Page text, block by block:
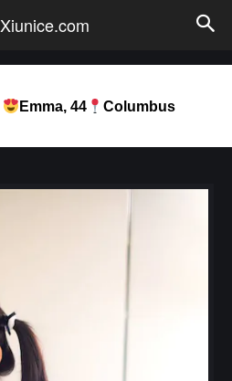
Xiunice.com
Emma, 44 Columbus